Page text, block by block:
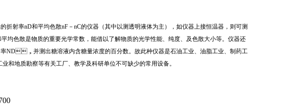
的折射率nD和平均色散nF－nC的仪器（其中以测透明液体为主），如仪器上接恒温器，则可测
是物质的重要光学常数，能借以了解物质的光学性能、纯度、及色散大小等。仪器还
，并测出糖溶液内含糖量浓度的百分数。故此种仪器是石油工业、油脂工业、制药工
工业和地质勘察等有关工厂、教学及科研单位不可缺少的常用设备。